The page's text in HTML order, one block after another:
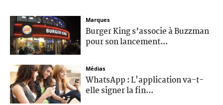
Marques
Burger King s’associe à Buzzman
pour son lancement...
Médias
WhatsApp : L'application va-t-
elle signer la fin...